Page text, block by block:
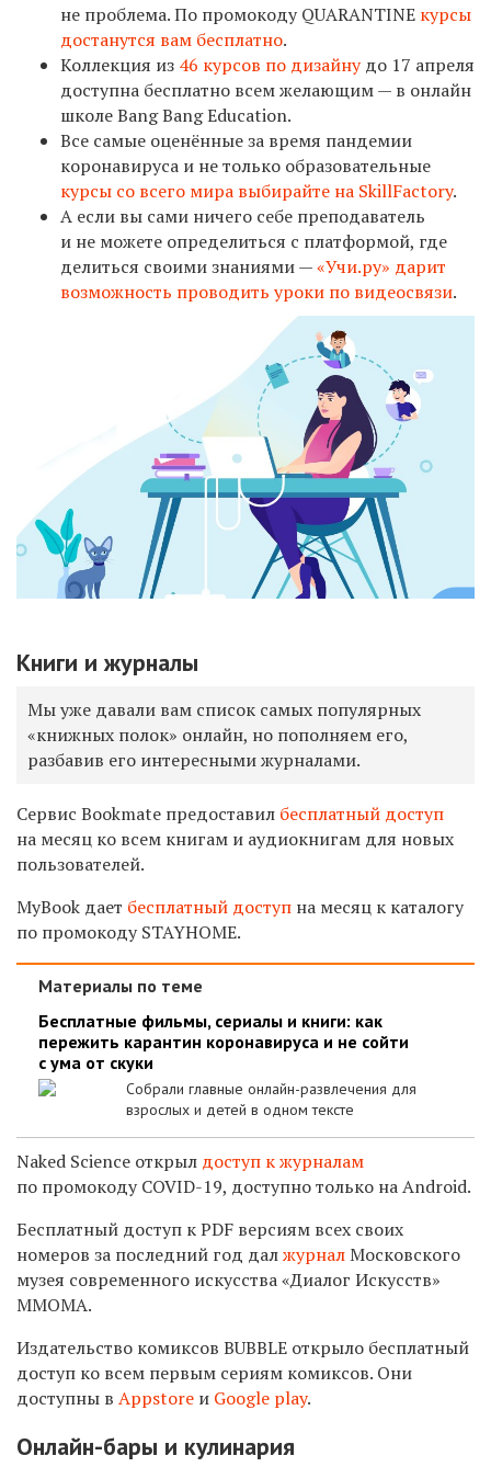
не проблема. По промокоду QUARANTINE курсы
достанутся вам бесплатно.
Коллекция из 46 курсов по дизайнудо 17 апреля
доступна бесплатно всем желающим — в онлайн
школе Bang Bang Education.
Все самые оценённые за время пандемии
коронавируса и не только образовательные
курсы со всего мира выбирайте на SkillFactory.
А если вы сами ничего себе преподаватель
и не можете определиться с платформой, где
делиться своими знаниями —«Учи.ру» дарит
возможность проводить уроки по видеосвязи.
Книги и журналы
Мы уже давали вам список самых популярных
«книжных полок» онлайн, но пополняем его,
разбавив его интересными журналами.
Сервис Bookmate предоставил бесплатный доступ
на месяц ко всем книгам и аудиокнигам для новых
пользователей.
MyBook дает бесплатный доступ на месяц к каталогу
по промокоду STAYHOME.
Материалы по теме
Бесплатные фильмы, сериалы и книги: как
пережить карантин коронавируса и не сойти
с ума от скуки
Собрали главные онлайн-развлечения для
взрослых и детей в одном тексте
Naked Science открыл доступ к журналам
по промокоду COVID-19, доступно только на Android.
Бесплатный доступ к PDF версиям всех своих
номеров за последний год далжурналМосковского
музея современного искусства «Диалог Искусств»
ММОМА.
Издательство комиксов BUBBLE открыло бесплатный
доступ ко всем первым сериям комиксов. Они
доступны в Appstore и Google play.
Онлайн-бары и кулинария